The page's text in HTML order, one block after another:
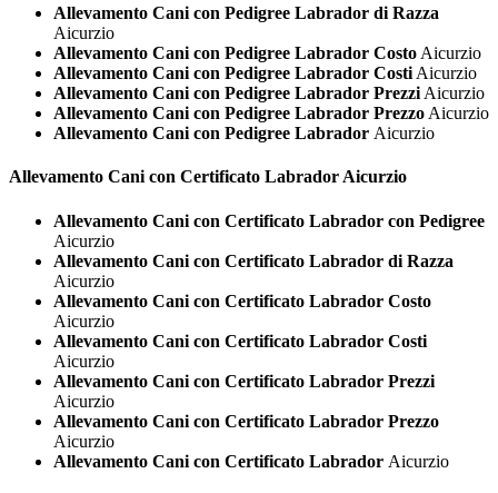
Allevamento Cani con Pedigree Labrador di Razza
Aicurzio
Allevamento Cani con Pedigree Labrador Costo Aicurzio
Allevamento Cani con Pedigree Labrador Costi Aicurzio
Allevamento Cani con Pedigree Labrador Prezzi Aicurzio
Allevamento Cani con Pedigree Labrador Prezzo Aicurzio
Allevamento Cani con Pedigree Labrador Aicurzio
Allevamento Cani con Certificato Labrador Aicurzio
Allevamento Cani con Certificato Labrador con Pedigree
Aicurzio
Allevamento Cani con Certificato Labrador di Razza
Aicurzio
Allevamento Cani con Certificato Labrador Costo
Aicurzio
Allevamento Cani con Certificato Labrador Costi
Aicurzio
Allevamento Cani con Certificato Labrador Prezzi
Aicurzio
Allevamento Cani con Certificato Labrador Prezzo
Aicurzio
Allevamento Cani con Certificato Labrador Aicurzio